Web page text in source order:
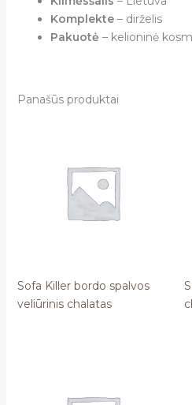
Komplekte– dirželis
Pakuotė – kelioninė
Panašūs produktai
Sofa Killer bordo spalvos
veliūrinis chalatas